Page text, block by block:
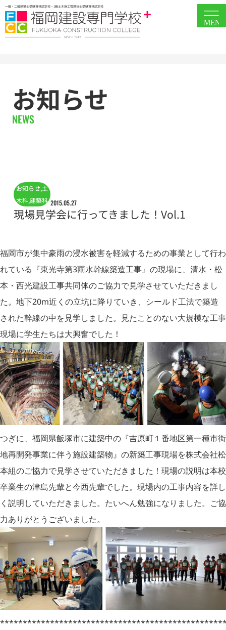
一級・二級建築士受験資格認定校・1級土木施工管理技士受験資格認定校
MENU
お知らせ
NEWS
お知らせ,土
木科,建築科 2015.05.27
現場見学会に行ってきました！Vol.1
福岡市が集中豪雨の浸水被害を軽減するための事業として行わ
れている『東光寺第3雨水幹線築造工事』の現場に、清水・松
本・西光建設工事共同体のご協力で見学させていただきまし
た。地下20m近くの立坑に降りていき、シールド工法で築造
された幹線の中を見学しました。見たことのない大規模な工事
現場に学生たちは大興奮でした！
つぎに、福岡県飯塚市に建築中の『吉原町１番地区第一種市街
地再開発事業に伴う施設建築物』の新築工事現場を株式会社松
本組のご協力で見学させていただきました！現場の説明は本校
卒業生の津島先輩と今西先輩でした。現場内の工事内容を詳し
く説明していただきました。たいへん勉強になりました。ご協
力ありがとうございました。